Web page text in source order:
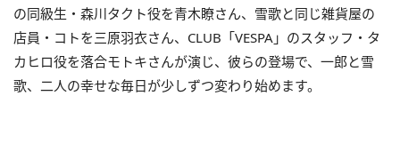
の同級生・森川タクト役を青木瞭さん、雪歌と同じ雑貨屋の
店員・コトを三原羽衣さん、CLUB「VESPA」のスタッフ・タ
カヒロ役を落合モトキさんが演じ、彼らの登場で、一郎と雪
歌、二人の幸せな毎日が少しずつ変わり始めます。